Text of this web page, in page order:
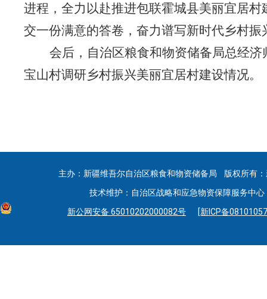
进程，全力以赴推进包联霍城县美丽宜居
交一份满意的答卷，奋力谱写新时代乡村振
会后，自治区粮食和物资储备局总经
宝山村调研乡村振兴美丽宜居村建设情况。
主办：新疆维吾尔自治区粮食和物资储备局 版权所有
技术维护：自治区战略和应急物资保障服务中
新公网安备 65010202000082号
[新ICP备